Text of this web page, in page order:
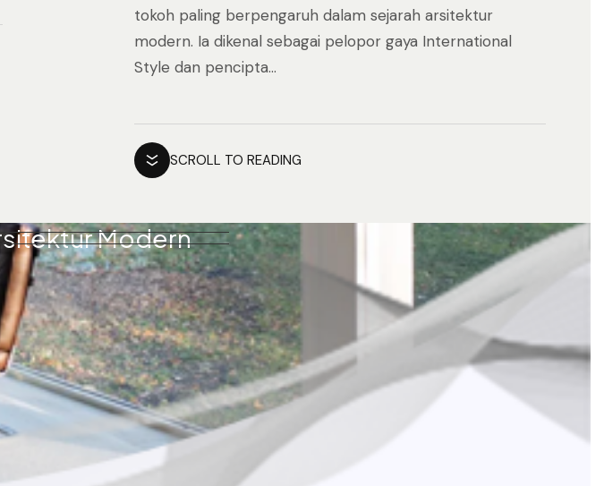
tokoh paling berpengaruh dalam sejarah arsitektur
modern. Ia dikenal sebagai pelopor gaya International
Style dan pencipta...
SCROLL TO READING
Modern